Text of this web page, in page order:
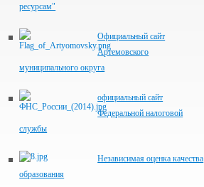
ресурсам"
Официальный сайт
Артемовского
муниципального округа
официальный сайт
Федеральной налоговой
службы
Независимая оценка качества
образования